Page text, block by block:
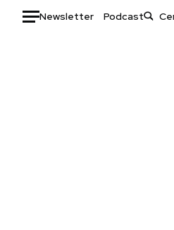
Newsletter Podcast